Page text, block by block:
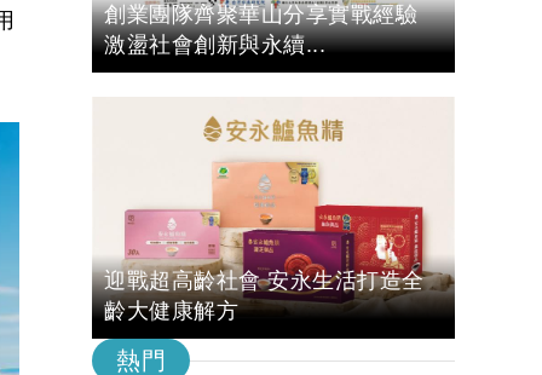
創業團隊齊聚華山分享實戰經驗
激盪社會創新與永續...
迎戰超高齡社會 安永生活打造全
齡大健康解方
熱門